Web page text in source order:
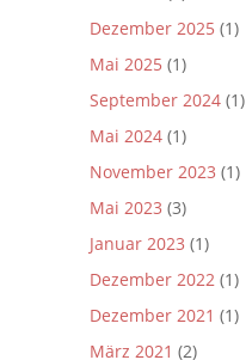
Dezember 2025 (1)
Mai 2025 (1)
September 2024(1)
Mai 2024(1)
November 2023 (1)
Mai 2023 (3)
Januar 2023 (1)
Dezember 2022(1)
Dezember 2021 (1)
März 2021 (2)